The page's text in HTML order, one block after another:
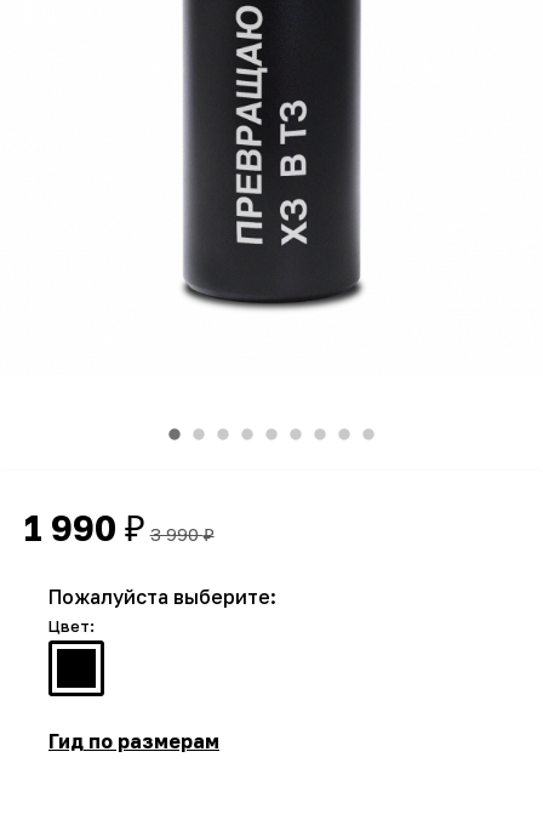
1 990 ₽ 3 990₽
Пожалуйста выберите:
Цвет:
Гид по размерам